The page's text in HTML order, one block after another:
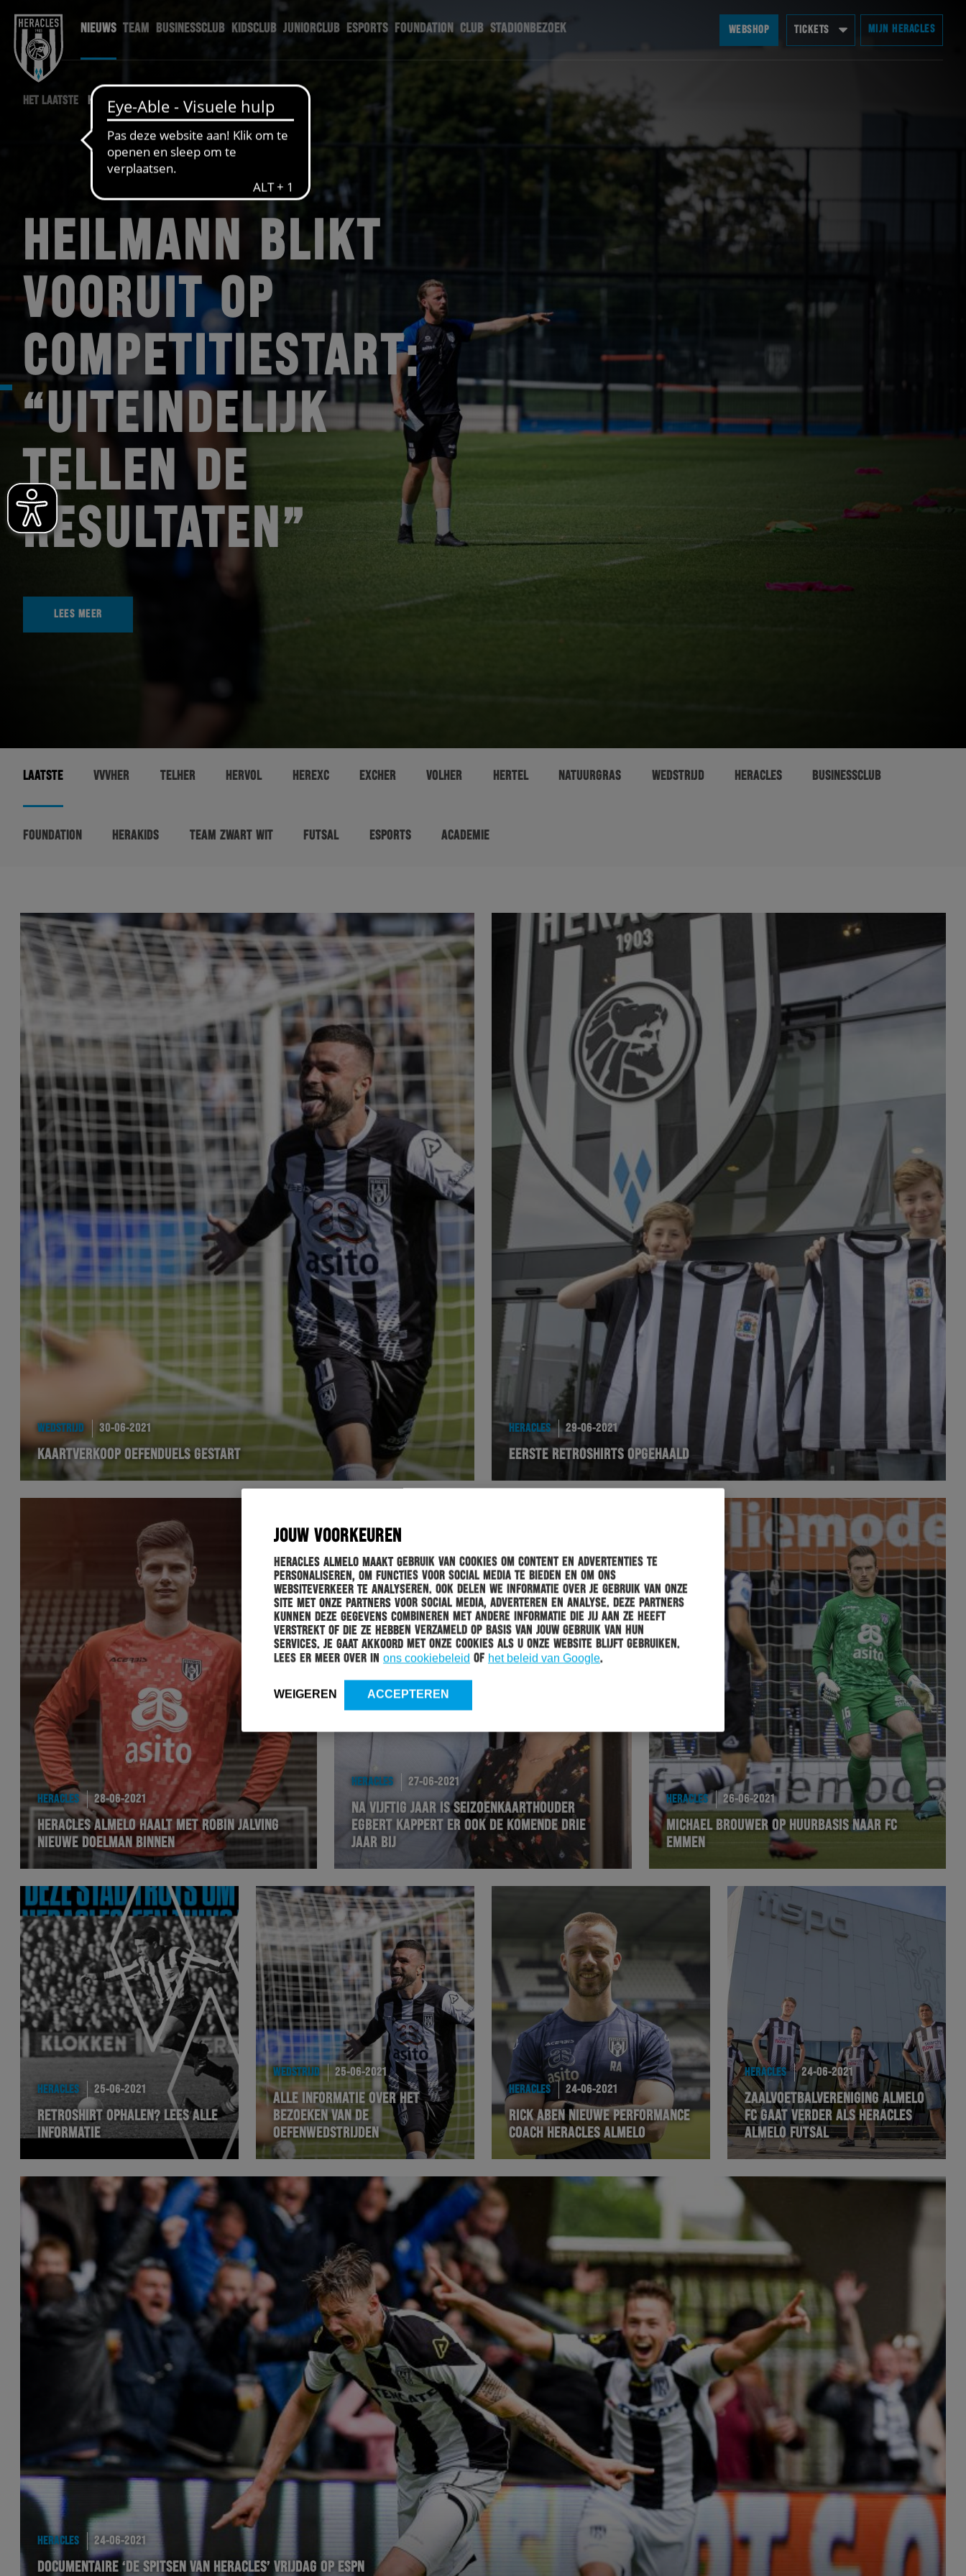
JOUW VOORKEUREN
Heracles Almelo maakt gebruik van cookies om content en advertenties te
personaliseren, om functies voor social media te bieden en om ons
websiteverkeer te analyseren. Ook delen we informatie over je gebruik van onze
site met onze partners voor social media, adverteren en analyse. Deze partners
kunnen deze gegevens combineren met andere informatie die jij aan ze heeft
verstrekt of die ze hebben verzameld op basis van jouw gebruik van hun
services. Je gaat akkoord met onze cookies als u onze website blijft gebruiken.
Lees er meer over in ons cookiebeleid of het beleid van Google.
WEIGEREN ACCEPTEREN
NIEUWS TEAM BUSINESSCLUB KIDSCLUB JUNIORCLUB ESPORTS FOUNDATION CLUB STADIONBEZOEK WEBSHOP TICKETS MIJN HERACLES
HET LAATSTE HERACLES NIEUWS
HEILMANN BLIKT
VOORUIT OP
COMPETITIESTART:
“UITEINDELIJK
TELLEN DE
RESULTATEN”
LEES MEER
LAATSTE VVVHER TELHER HERVOL HEREXC EXCHER VOLHER HERTEL NATUURGRAS WEDSTRIJD HERACLES BUSINESSCLUB
FOUNDATION HERAKIDS TEAM ZWART WIT FUTSAL ESPORTS ACADEMIE
WEDSTRIJD 30-06-2021
KAARTVERKOOP OEFENDUELS GESTART
HERACLES 29-06-2021
EERSTE RETROSHIRTS OPGEHAALD
HERACLES 28-06-2021
HERACLES ALMELO HAALT MET ROBIN JALVING
NIEUWE DOELMAN BINNEN
HERACLES 27-06-2021
NA VIJFTIG JAAR IS SEIZOENKAARTHOUDER
EGBERT KAPPERT ER OOK DE KOMENDE DRIE
JAAR BIJ
HERACLES 26-06-2021
MICHAEL BROUWER OP HUURBASIS NAAR FC
EMMEN
HERACLES 25-06-2021
RETROSHIRT OPHALEN? LEES ALLE
INFORMATIE
WEDSTRIJD 25-06-2021
ALLE INFORMATIE OVER HET
BEZOEKEN VAN DE
OEFENWEDSTRIJDEN
HERACLES 24-06-2021
RICK ABEN NIEUWE PERFORMANCE
COACH HERACLES ALMELO
HERACLES 24-06-2021
ZAALVOETBALVERENIGING ALMELO
FC GAAT VERDER ALS HERACLES
ALMELO FUTSAL
HERACLES 24-06-2021
DOCUMENTAIRE ‘DE SPITSEN VAN HERACLES’ VRIJDAG OP ESPN